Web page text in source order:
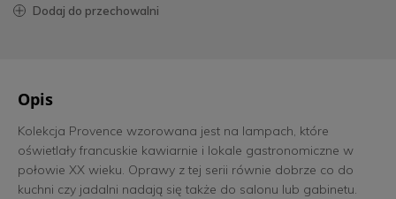
dodaj do przechowalni
Opis
Kolekcja Provence wzorowana jest na lampach, które
oświetlały francuskie kawiarnie i lokale gastronomiczne w
połowie XX wieku. Oprawy z tej serii równie dobrze co do
kuchni czy jadalni nadają się także do salonu lub gabinetu.